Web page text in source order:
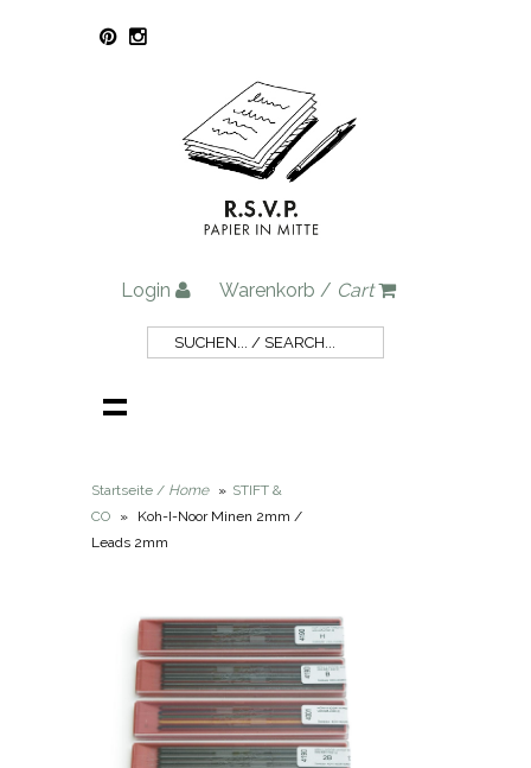
Login Warenkorb / Cart
Startseite / Home » STIFT &
CO
»
Koh-I-Noor Minen 2mm /
Leads 2mm